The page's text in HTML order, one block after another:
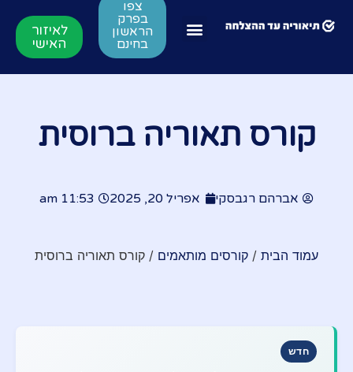
צפו
בפרק
הראשון
בחינם
לאיזור
האישי
קורס תאוריה ברוסית
אברהם רגבסקי אפריל 20, 2025 11:53 am
עמוד הבית / קורסים מותאמים / קורס תאוריה ברוסית
חדש